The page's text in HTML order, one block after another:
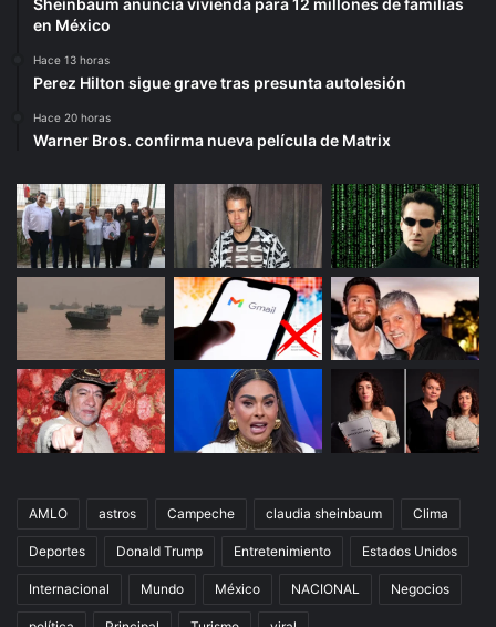
Sheinbaum anuncia vivienda para 12 millones de familias
en México
Hace 13 horas
Perez Hilton sigue grave tras presunta autolesión
Hace 20 horas
Warner Bros. confirma nueva película de Matrix
AMLO astros Campeche claudia sheinbaum Clima
Deportes Donald Trump Entretenimiento Estados Unidos
Internacional Mundo México NACIONAL Negocios